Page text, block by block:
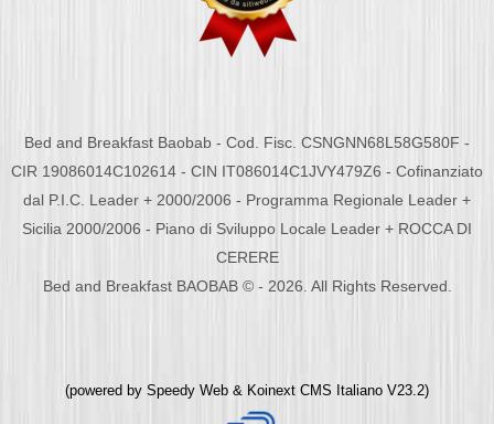
Bed and Breakfast Baobab - Cod. Fisc. CSNGNN68L58G580F -
CIR 19086014C102614 - CIN IT086014C1JVY479Z6 - Cofinanziato
dal P.I.C. Leader + 2000/2006 - Programma Regionale Leader +
Sicilia 2000/2006 - Piano di Sviluppo Locale Leader + ROCCA DI
CERERE
Bed and Breakfast BAOBAB © - 2026. All Rights Reserved.
(powered by Speedy Web & Koinext CMS Italiano V23.2)